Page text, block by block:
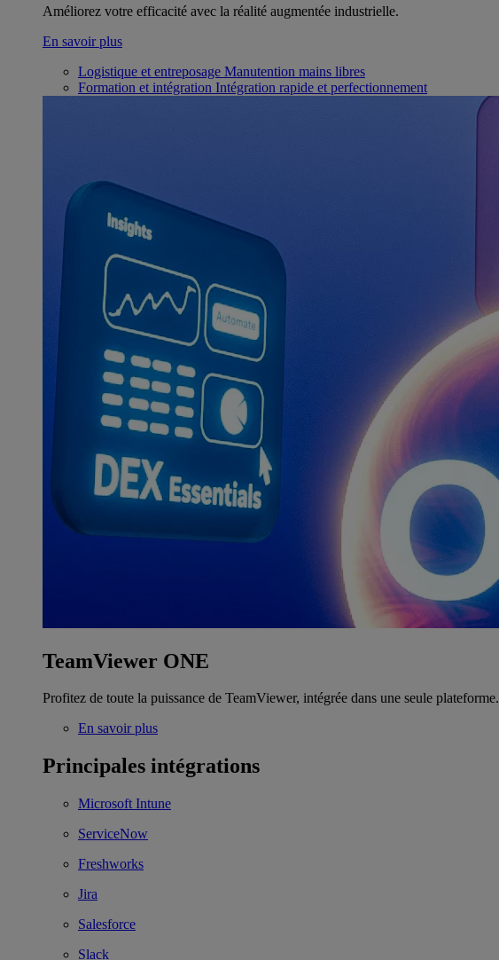
Améliorez votre efficacité avec la réalité augmentée industrielle.
En savoir plus
Logistique et entreposage Manutention mains libres
Formation et intégration Intégration rapide et perfectionnement
TeamViewer ONE
Profitez de toute la puissance de TeamViewer, intégrée dans une seule plateforme.
En savoir plus
Principales intégrations
Microsoft Intune
ServiceNow
Freshworks
Jira
Salesforce
Slack